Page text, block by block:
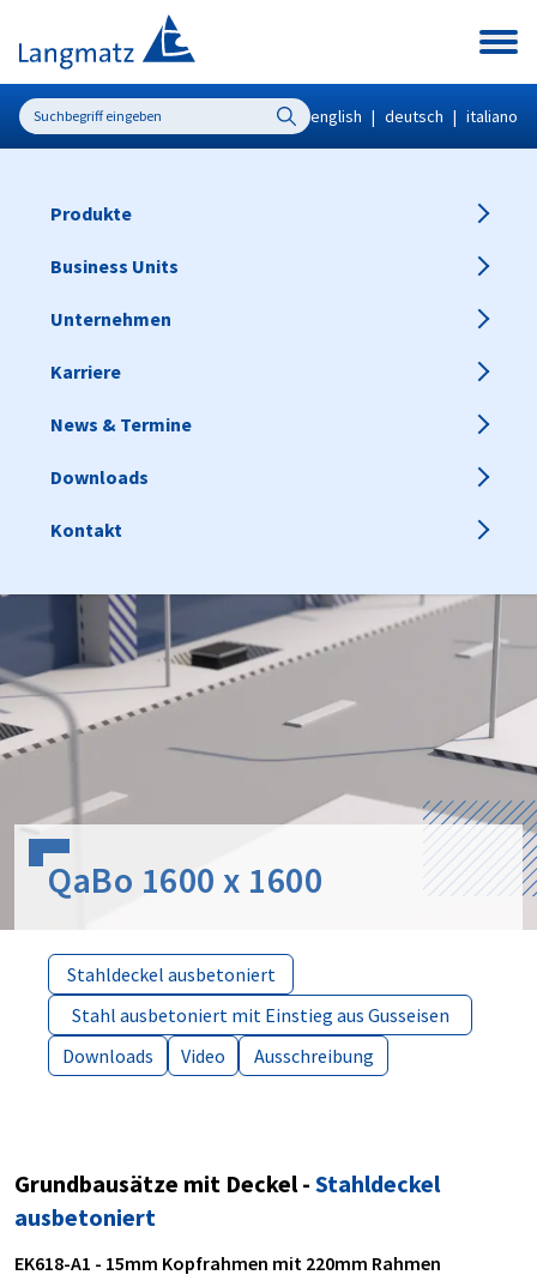
english | deutsch | italiano
Produkte
Business Units
Unternehmen
Karriere
News & Termine
Downloads
Kontakt
QaBo 1600 x 1600
Stahldeckel ausbetoniert
Stahldeckel ausbetoniert
Stahl ausbetoniert mit Einstieg aus Gusseisen
Stahl ausbetoniert mit Einstieg aus Gusseisen
Downloads
Downloads Video
Video Ausschreibung
Ausschreibung
Grundbausätze mit Deckel - Stahldeckel
ausbetoniert
EK618-A1 - 15mm Kopfrahmen mit 220mm Rahmen